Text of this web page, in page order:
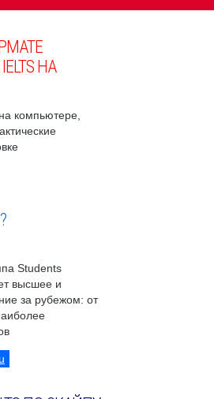
НА
компьютере,
Students
высшее и
за рубежом: от